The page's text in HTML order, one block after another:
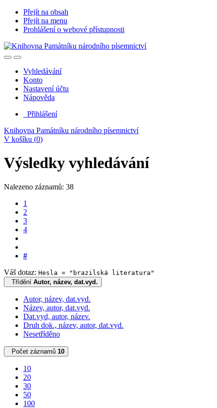
Přejít na obsah
Přejít na menu
Prohlášení o webové přístupnosti
Vyhledávání
Konto
Nastavení účtu
Nápověda
Přihlášení
Knihovna Památníku národního písemnictví
V košíku (0)
Výsledky vyhledávání
Nalezeno záznamů: 38
1
2
3
4
#
Váš dotaz: Hesla = "brazilská literatura"
Třídění Autor, název, dat.vyd.
Autor, název, dat.vyd.
Název, autor, dat.vyd.
Dat.vyd, autor, název.
Druh dok., název, autor, dat.vyd.
Nesetříděno
Počet záznamů 10
10
20
30
50
100